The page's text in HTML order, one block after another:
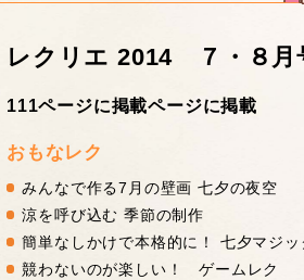
レクリエ 2014 ７・８月
111ページに掲載ページに掲載
おもなレク
みんなで作る7月の壁画 七夕の夜空
涼を呼び込む 季節の制作
簡単なしかけで本格的に！ 七夕マジッ
競わないのが楽しい！ ゲームレク